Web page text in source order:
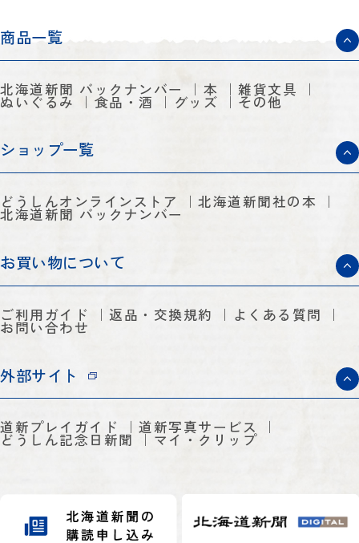
商品一覧
北海道新聞 バックナンバー 本 雑貨文具
ぬいぐるみ 食品・酒 グッズ その他
ショップ一覧
どうしんオンラインストア 北海道新聞社の本
北海道新聞 バックナンバー
お買い物について
ご利用ガイド 返品・交換規約 よくある質問
お問い合わせ
外部サイト
道新プレイガイド 道新写真サービス
どうしん記念日新聞 マイ・クリップ